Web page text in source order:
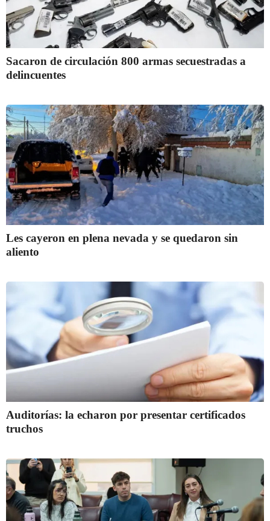
Sacaron de circulación 800 armas secuestradas a
delincuentes
Les cayeron en plena nevada y se quedaron sin
aliento
Auditorías: la echaron por presentar certificados
truchos